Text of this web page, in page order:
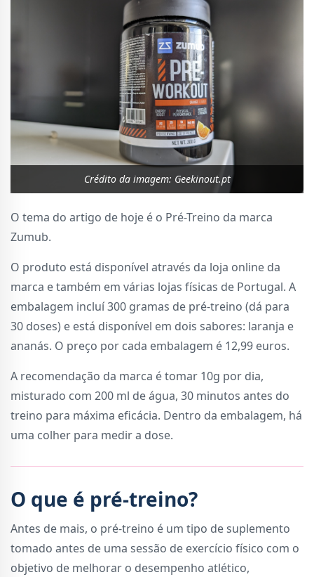
Crédito da imagem: Geekinout.pt
O tema do artigo de hoje é o Pré-Treino da marca
Zumub.
O produto está disponível através da loja online da
marca e também em várias lojas físicas de Portugal. A
embalagem incluí 300 gramas de pré-treino (dá para
30 doses) e está disponível em dois sabores: laranja e
ananás. O preço por cada embalagem é 12,99 euros.
A recomendação da marca é tomar 10g por dia,
misturado com 200 ml de água, 30 minutos antes do
treino para máxima eficácia. Dentro da embalagem, há
uma colher para medir a dose.
O que é pré-treino?
Antes de mais, o pré-treino é um tipo de suplemento
tomado antes de uma sessão de exercício físico com o
objetivo de melhorar o desempenho atlético,